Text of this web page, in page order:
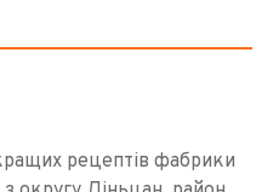
рецептів фабрики